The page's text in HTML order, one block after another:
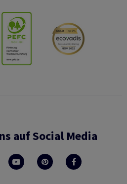
auf Social Media